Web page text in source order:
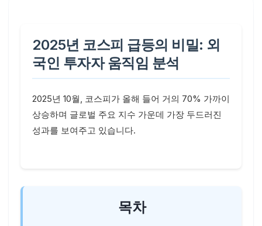
2025년 코스피 급등의 비밀: 외
국인 투자자 움직임 분석
2025년 10월, 코스피가 올해 들어 거의 70% 가까이
상승하며 글로벌 주요 지수 가운데 가장 두드러진
성과를 보여주고 있습니다.
목차